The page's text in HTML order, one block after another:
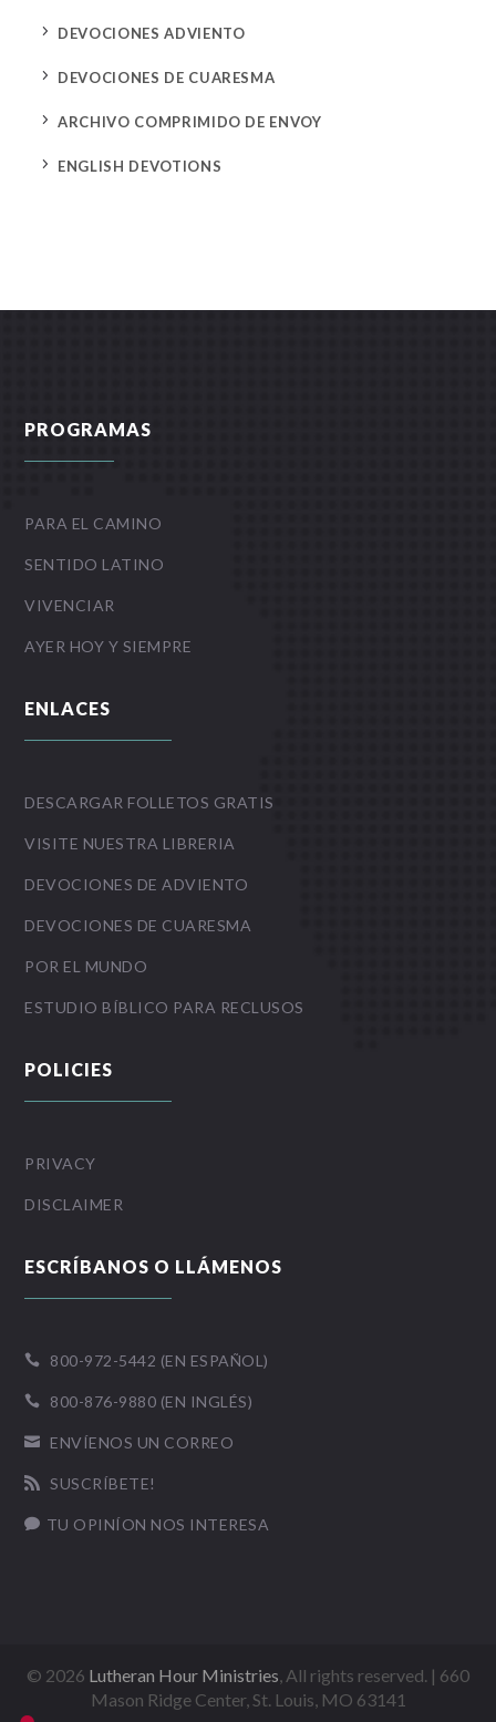
5 DEVOCIONES ADVIENTO
5 DEVOCIONES DE CUARESMA
5 ARCHIVO COMPRIMIDO DE ENVOY
5 ENGLISH DEVOTIONS
PROGRAMAS
PARA EL CAMINO
SENTIDO LATINO
VIVENCIAR
AYER HOY Y SIEMPRE
ENLACES
DESCARGAR FOLLETOS GRATIS
VISITE NUESTRA LIBRERIA
DEVOCIONES DE ADVIENTO
DEVOCIONES DE CUARESMA
POR EL MUNDO
ESTUDIO BÍBLICO PARA RECLUSOS
POLICIES
PRIVACY
DISCLAIMER
ESCRÍBANOS O LLÁMENOS
 800-972-5442 (EN ESPAÑOL)
 800-876-9880 (EN INGLÉS)
 ENVÍENOS UN CORREO
 SUSCRÍBETE!
 TU OPINÍON NOS INTERESA
© 2026 Lutheran Hour Ministries, All rights reserved. | 660
Mason Ridge Center, St. Louis, MO 63141